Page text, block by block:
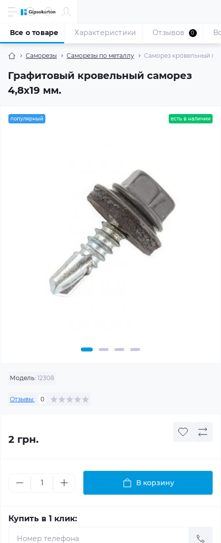
Саморезы Саморезы по металлу Саморез кровельный по
Графитовый кровельный саморез
4,8x19 мм.
Все о товаре Характеристики Отзывов 0
популярный есть в наличии
Модель: 12308
Отзывы: 0
2 грн.
В корзину
Купить в 1 клик: